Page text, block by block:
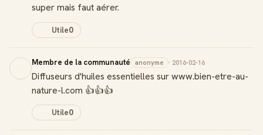
super mais faut aérer.
Utile0
Membre de la communauté anonyme · 2016-02-16
Diffuseurs d'huiles essentielles sur www.bien-etre-au-
nature-l.com 👍👍👍
Utile0